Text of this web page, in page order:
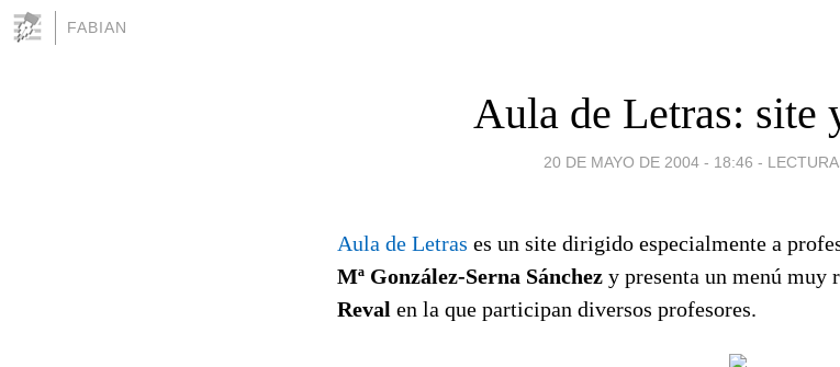
FABIAN
Aula de Letras: site
20 DE MAYO DE 2004 - 18:46 -
Aula de Letras es un site dirigido especialmente a
Mª González-Serna Sánchez y presenta un menú muy
Reval en la que participan diversos profesores.